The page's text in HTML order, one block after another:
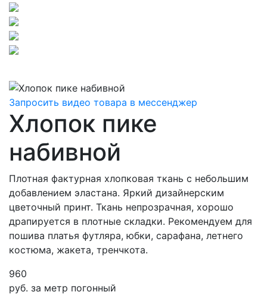
Запросить видео товара в мессенджер
Хлопок пике
набивной
Плотная фактурная хлопковая ткань с небольшим
добавлением эластана. Яркий дизайнерским
цветочный принт. Ткань непрозрачная, хорошо
драпируется в плотные складки. Рекомендуем для
пошива платья футляра, юбки, сарафана, летнего
костюма, жакета, тренчкота.
960
руб. за метр погонный